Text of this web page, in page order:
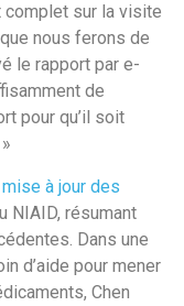
complet sur la visite
nous ferons de
le rapport par e-
de
pour qu’il soit
mise à jour des
NIAID, résumant
Dans une
d’aide pour mener
Chen